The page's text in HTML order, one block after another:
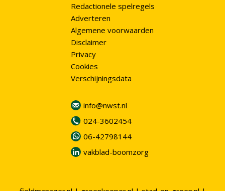
Redactionele spelregels
Adverteren
Algemene voorwaarden
Disclaimer
Privacy
Cookies
Verschijningsdata
info@nwst.nl
024-3602454
06-42798144
vakblad-boomzorg